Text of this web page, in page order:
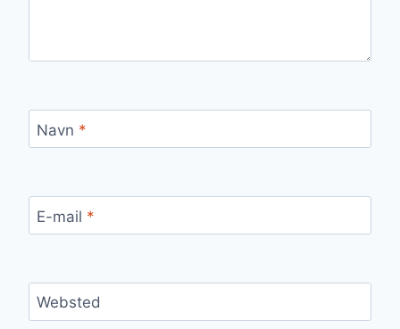
Navn *
E-mail *
Websted